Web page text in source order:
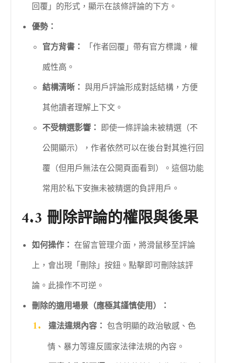
回覆」的形式，顯示在該條評論的下方。
優勢：
官方背書：
「作者回覆」帶有官方標識，權
威性高。
結構清晰： 與用戶評論形成對話結構，方便
其他讀者理解上下文。
不受精選影響： 即使一條評論未被精選（不
公開顯示），作者依然可以在後台對其進行回
覆（但用戶無法在公開頁面看到）。這個功能
常用於私下安撫未被精選的負評用戶。
4.3 刪除評論的權限與後果
如何操作： 在留言管理介面，將滑鼠移至評論
上，會出現「刪除」按鈕。點擊即可刪除該評
論。此操作不可逆。
刪除的適用場景（應極其謹慎使用）：
違法違規內容： 包含明顯的政治敏感、色
情、暴力等違反國家法律法規的內容。